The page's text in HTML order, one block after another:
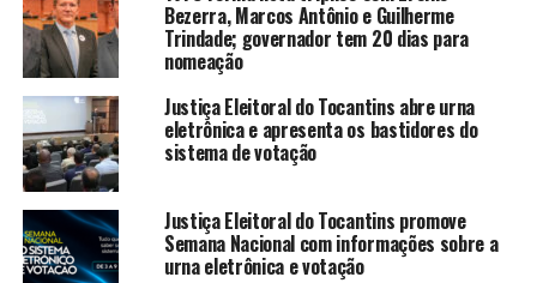
Bezerra, Marcos Antônio e Guilherme
Trindade; governador tem 20 dias para
nomeação
Justiça Eleitoral do Tocantins abre urna
eletrônica e apresenta os bastidores do
sistema de votação
Justiça Eleitoral do Tocantins promove
Semana Nacional com informações sobre a
urna eletrônica e votação